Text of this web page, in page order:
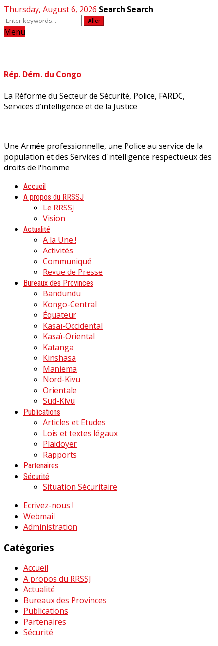
Thursday, August 6, 2026 Search Search
Aller
Menu
Rép. Dém. du Congo
La Réforme du Secteur de Sécurité, Police, FARDC,
Services d’intelligence et de la Justice
Une Armée professionnelle, une Police au service de la
population et des Services d'intelligence respectueux des
droits de l'homme
Accueil
A propos du RRSSJ
Le RRSSJ
Vision
Actualité
A la Une !
Activités
Communiqué
Revue de Presse
Bureaux des Provinces
Bandundu
Kongo-Central
Équateur
Kasaï-Occidental
Kasaï-Oriental
Katanga
Kinshasa
Maniema
Nord-Kivu
Orientale
Sud-Kivu
Publications
Articles et Etudes
Lois et textes légaux
Plaidoyer
Rapports
Partenaires
Sécurité
Situation Sécuritaire
Ecrivez-nous !
Webmail
Administration
Catégories
Accueil
A propos du RRSSJ
Actualité
Bureaux des Provinces
Publications
Partenaires
Sécurité